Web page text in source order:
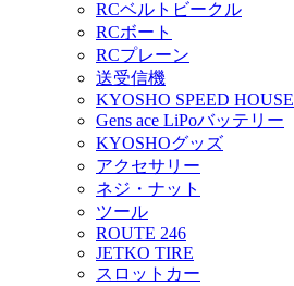
RCベルトビークル
RCボート
RCプレーン
送受信機
KYOSHO SPEED HOUSE
Gens ace LiPoバッテリー
KYOSHOグッズ
アクセサリー
ネジ・ナット
ツール
ROUTE 246
JETKO TIRE
スロットカー